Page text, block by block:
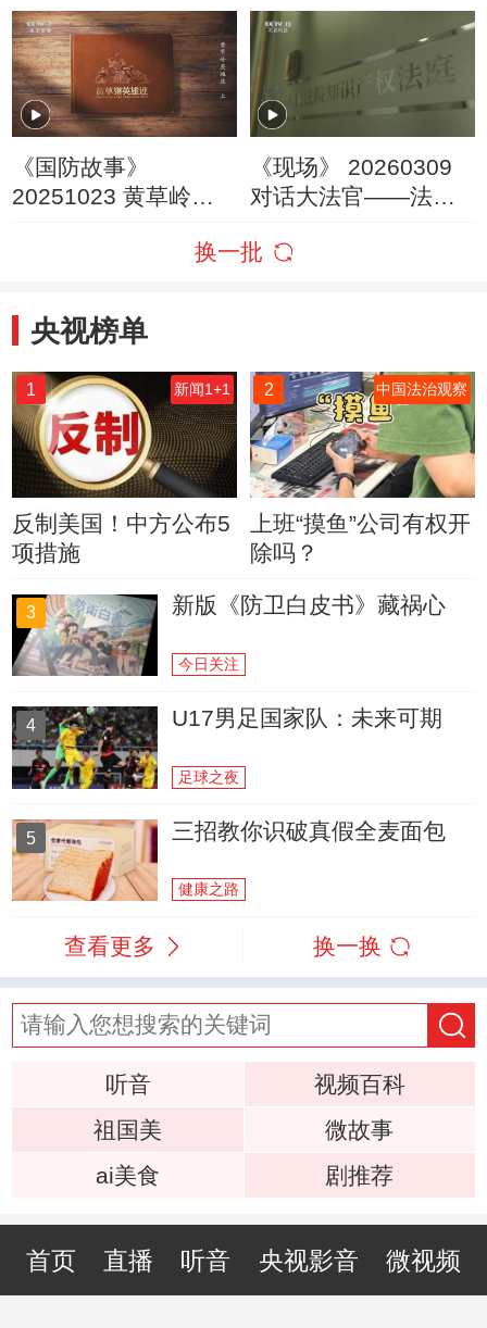
威震黄草岭
《国防故事》
20251023 黄草岭英
《现场》 20260309
对话大法官——法治
权审判护航新质生产
换一批
央视榜单
1 新闻1+1
反制美国！中方公布5
项措施
2 中国法治观察
上班“摸鱼”公司有权开
除吗？
3 新版《防卫白皮书》藏祸心
今日关注
4 U17男足国家队：未来可期
足球之夜
5 三招教你识破真假全麦面包
健康之路
查看更多 换一换
听音
视频百科
祖国美
微故事
ai美食
剧推荐
首页 直播 听音 央视影音 微视频